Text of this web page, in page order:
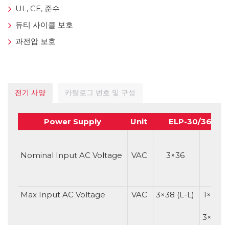
UL, CE, 준수
듀티 사이클 보호
과전압 보호
전기 사양 카탈로그 번호 및 구성
Power Supply Unit
ELP-30/36VAC
Nominal Input AC Voltage
VAC 3×36
Max Input AC Voltage
VAC 3×38 (L-L) 1×38
3×38